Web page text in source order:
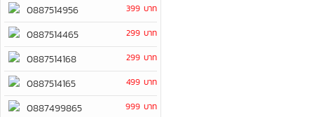
0887514956 399 บาท
0887514465 299 บาท
0887514168 299 บาท
0887514165 499 บาท
0887499865 999 บาท